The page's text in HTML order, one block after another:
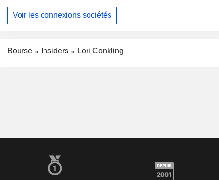
Voir les connexions sociétés
Bourse Insiders Lori Conkling